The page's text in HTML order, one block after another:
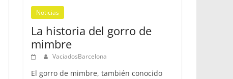
Noticias
La historia del gorro de
mimbre
VaciadosBarcelona
El gorro de mimbre, también conocido